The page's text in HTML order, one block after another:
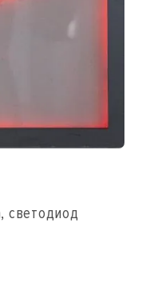
светодиод